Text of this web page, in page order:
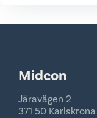
Midcon
Järavägen 2
371 50 Karlskrona